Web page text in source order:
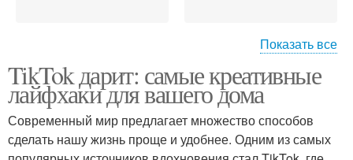
Бюджетные лайфхаки Лайфхаки для кухни
Эффективные
Показать все
TikTok дарит: самые креативные
лайфхаки для вашего дома
Современный мир предлагает множество способов
сделать нашу жизнь проще и удобнее. Одним из самых